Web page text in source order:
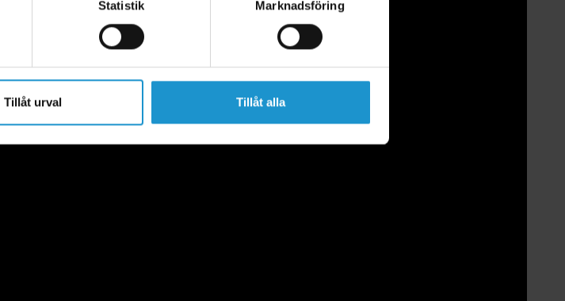
Statistik Marknadsföring
Tillåt urval Tillåt alla